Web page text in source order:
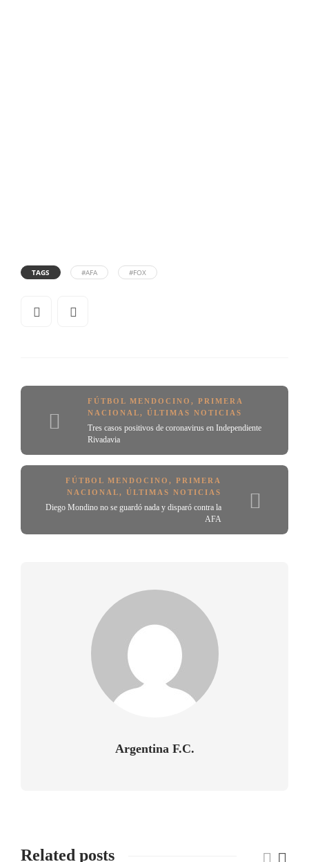
TAGS #AFA #FOX
FÚTBOL MENDOCINO , PRIMERA
NACIONAL, ÚLTIMAS NOTICIAS
Tres casos positivos de coronavirus en Independiente
Rivadavia
FÚTBOL MENDOCINO , PRIMERA
NACIONAL, ÚLTIMAS NOTICIAS
Diego Mondino no se guardó nada y disparó contra la
AFA
Argentina F.C.
Related posts